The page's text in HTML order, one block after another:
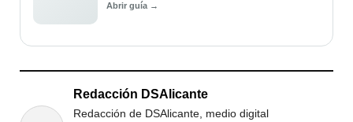
Abrir guía →
Redacción DSAlicante
Redacción de DSAlicante, medio digital